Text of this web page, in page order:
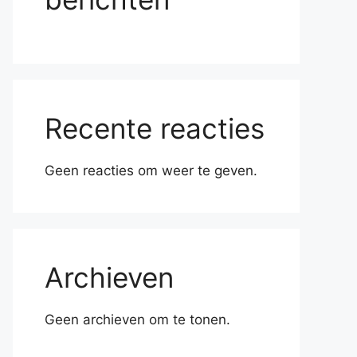
Recente reacties
Geen reacties om weer te geven.
Archieven
Geen archieven om te tonen.